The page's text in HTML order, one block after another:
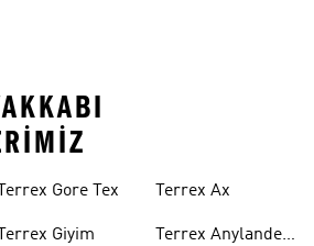
Terrex Gore Tex
Terrex Giyim
Terrex Ax
Terrex Anylander